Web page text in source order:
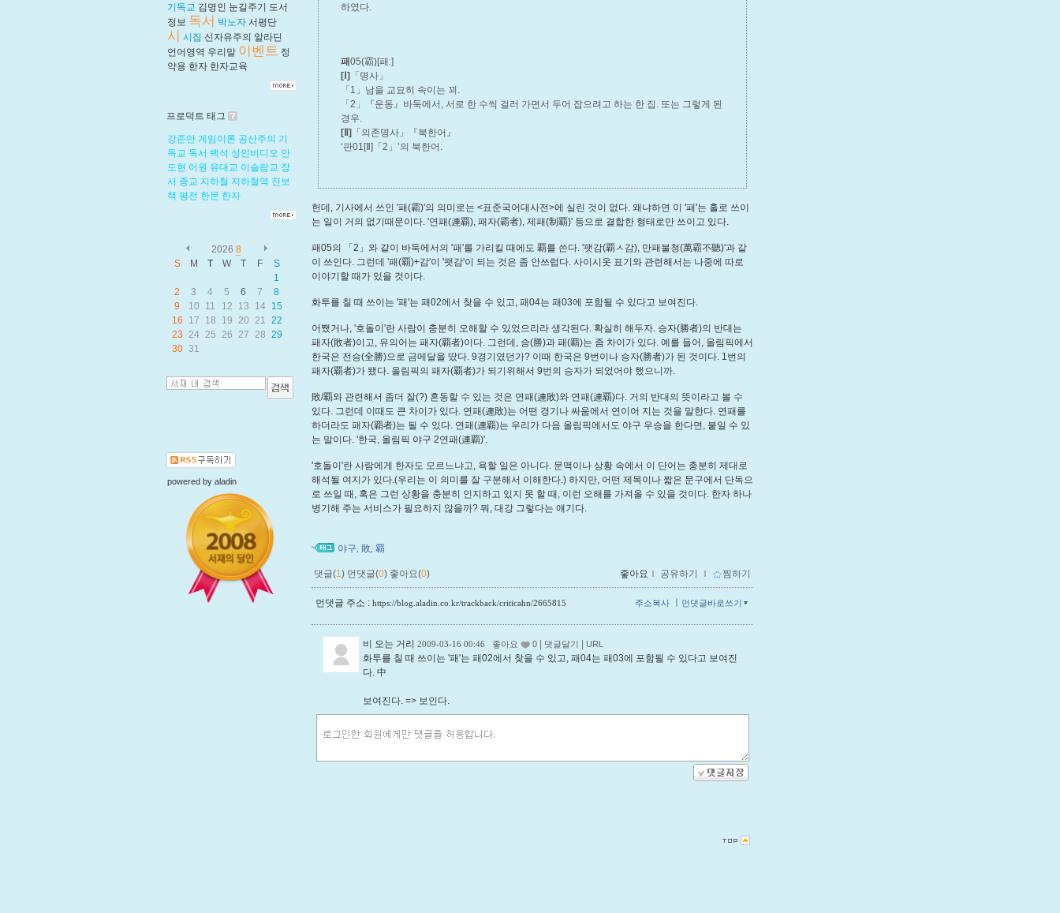
기독교 김명인 눈길주기 도서
정보 독서 박노자 서평단
시 시집 신자유주의 알라딘
언어영역 우리말 이벤트 정
약용 한자 한자교육
프로덕트 태그
강준만 게임이론 공산주의 기
독교 독서 백석 성인비디오 안
도현 어원 유대교 이슬람교 장
서 종교 지하철 지하철역 진보
책 평전 한문 한자
2026 8
S
M T W T F
S
1
2
3 4 5 6 7
8
9
10 11 12 13 14
15
16
17 18 19 20 21
22
23
24 25 26 27 28 29
30 31
powered by aladin
하였다.
패05(霸)[패ː]
[Ⅰ]
「명사」
「1」 남을 교묘히 속이는 꾀.
「2」
『운동』바둑에서, 서로 한 수씩 걸러 가면서 두어 잡으려고 하는 한 집. 또는 그렇게 된
경우.
[Ⅱ]
「의존명사」『북한어』
‘판01[Ⅱ]「2」’의 북한어.
헌데, 기사에서 쓰인 '패(霸)'의 의미로는 <표준국어대사전>에 실린 것이 없다. 왜냐하면 이 '패'는 홀로 쓰이
는 일이 거의 없기때문이다. '연패(連覇), 패자(霸者), 제패(制覇)' 등으로 결합한 형태로만 쓰이고 있다.
패05의
「2」와 같이 바둑에서의 '패'를 가리킬 때에도 覇를 쓴다. '팻감(覇ㅅ감), 만패불청(萬霸不聽)'과 같
이 쓰인다. 그런데 '패(覇)+감'이 '팻감'이 되는 것은 좀 안쓰럽다. 사이시옷 표기와 관련해서는 나중에 따로
이야기할 때가 있을 것이다.
화투를 칠 때 쓰이는 '패'는 패02에서 찾을 수 있고, 패04는 패03에 포함될 수 있다고 보여진다.
어쨌거나, '호돌이'란 사람이 충분히 오해할 수 있었으리라 생각된다. 확실히 해두자. 승자(勝者)의 반대는
패자(敗者)이고, 유의어는 패자(覇者)이다. 그런데, 승(勝)과 패(覇)는 좀 차이가 있다. 예를 들어, 올림픽에서
한국은 전승(全勝)으로 금메달을 땄다. 9경기였던가? 이때 한국은 9번이나 승자(勝者)가 된 것이다. 1번의
패자(覇者)가 됐다. 올림픽의 패자(覇者)가 되기위해서 9번의 승자가 되었어야 했으니까.
敗/覇와 관련해서 좀더 잘(?) 혼동할 수 있는 것은 연패(連敗)와 연패(連覇)다. 거의 반대의 뜻이라고 볼 수
있다. 그런데 이때도 큰 차이가 있다. 연패(連敗)는 어떤 경기나 싸움에서 연이어 지는 것을 말한다. 연패를
하더라도 패자(覇者)는 될 수 있다. 연패(連覇)는 우리가 다음 올림픽에서도 야구 우승을 한다면, 붙일 수 있
는 말이다. '한국, 올림픽 야구 2연패(連覇)'.
'호돌이'란 사람에게 한자도 모르느냐고, 욕할 일은 아니다. 문맥이나 상황 속에서 이 단어는 충분히 제대로
해석될 여지가 있다.(우리는 이 의미를 잘 구분해서 이해한다.) 하지만, 어떤 제목이나 짧은 문구에서 단독으
로 쓰일 때, 혹은 그런 상황을 충분히 인지하고 있지 못 할 때, 이런 오해를 가져올 수 있을 것이다. 한자 하나
병기해 주는 서비스가 필요하지 않을까? 뭐, 대강 그렇다는 얘기다.
야구, 敗, 覇
댓글(1) 먼댓글(0) 좋아요(0) 좋아요 ｌ 공유하기 ｌ 찜하기
먼댓글 주소 : https://blog.aladin.co.kr/trackback/criticahn/2665815 먼댓글바로쓰기
주소복사
비 오는 거리 2009-03-16 00:46 좋아요 0 댓글달기 URL
화투를 칠 때 쓰이는 '패'는 패02에서 찾을 수 있고, 패04는 패03에 포함될 수 있다고 보여진
다. 中
보여진다. => 보인다.